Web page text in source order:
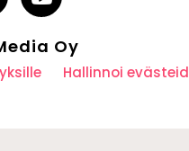
Oy
Hallinnoi